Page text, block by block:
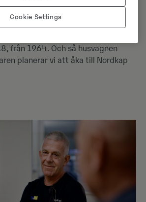
fixa med huset, fixa med
från 1964. Och så husvagnen
planerar vi att åka till Nordkap
Cookie Settings